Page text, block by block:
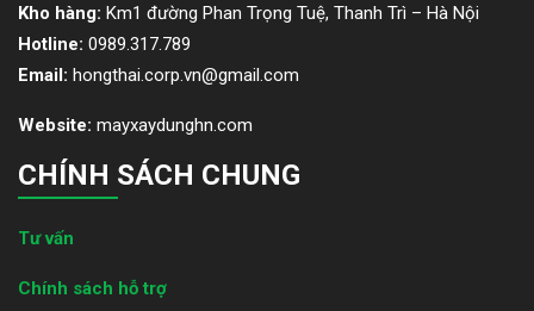
Kho hàng: Km1 đường Phan Trọng Tuệ, Thanh Trì – Hà Nội
Hotline: 0989.317.789
Email: hongthai.corp.vn@gmail.com
Website: mayxaydunghn.com
CHÍNH SÁCH CHUNG
Tư vấn
Chính sách hỗ trợ